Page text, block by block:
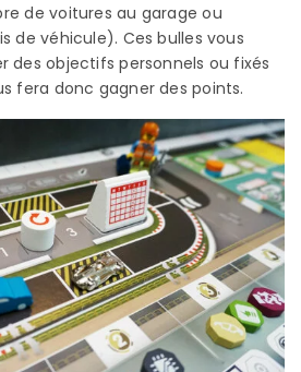
de voitures au garage ou
de véhicule). Ces bulles vous
des objectifs personnels ou fixés
fera donc gagner des points.